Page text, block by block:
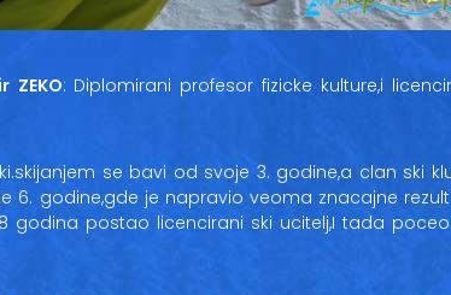
ZEKO: Diplomirani profesor fizicke kulture,i
se bavi od svoje 3. godine,a clan ski
6. godine,gde je napravio veoma znacajne
godina postao licencirani ski ucitelj,I tada